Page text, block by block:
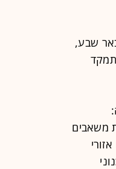
שבע,
משאבים